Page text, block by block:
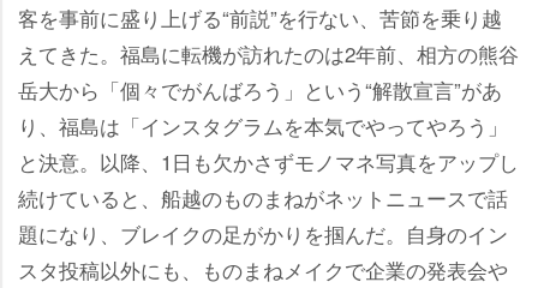
客を事前に盛り上げる“前説”を行ない、苦節を乗り越
えてきた。福島に転機が訪れたのは2年前、相方の熊谷
岳大から「個々でがんばろう」という“解散宣言”があ
り、福島は「インスタグラムを本気でやってやろう」
と決意。以降、1日も欠かさずモノマネ写真をアップし
続けていると、船越のものまねがネットニュースで話
題になり、ブレイクの足がかりを掴んだ。自身のイン
スタ投稿以外にも、ものまねメイクで企業の発表会